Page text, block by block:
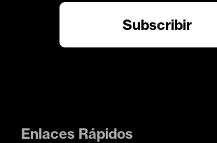
Enlaces Rápidos